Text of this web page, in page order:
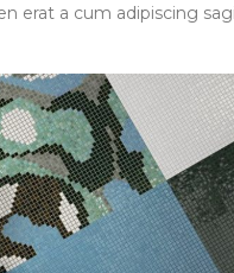
erat a cum adipiscing